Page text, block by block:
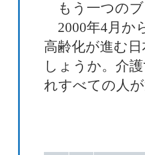
もう一つのブ
2000年4月か
高齢化が進む
しょうか。介
れすべての人